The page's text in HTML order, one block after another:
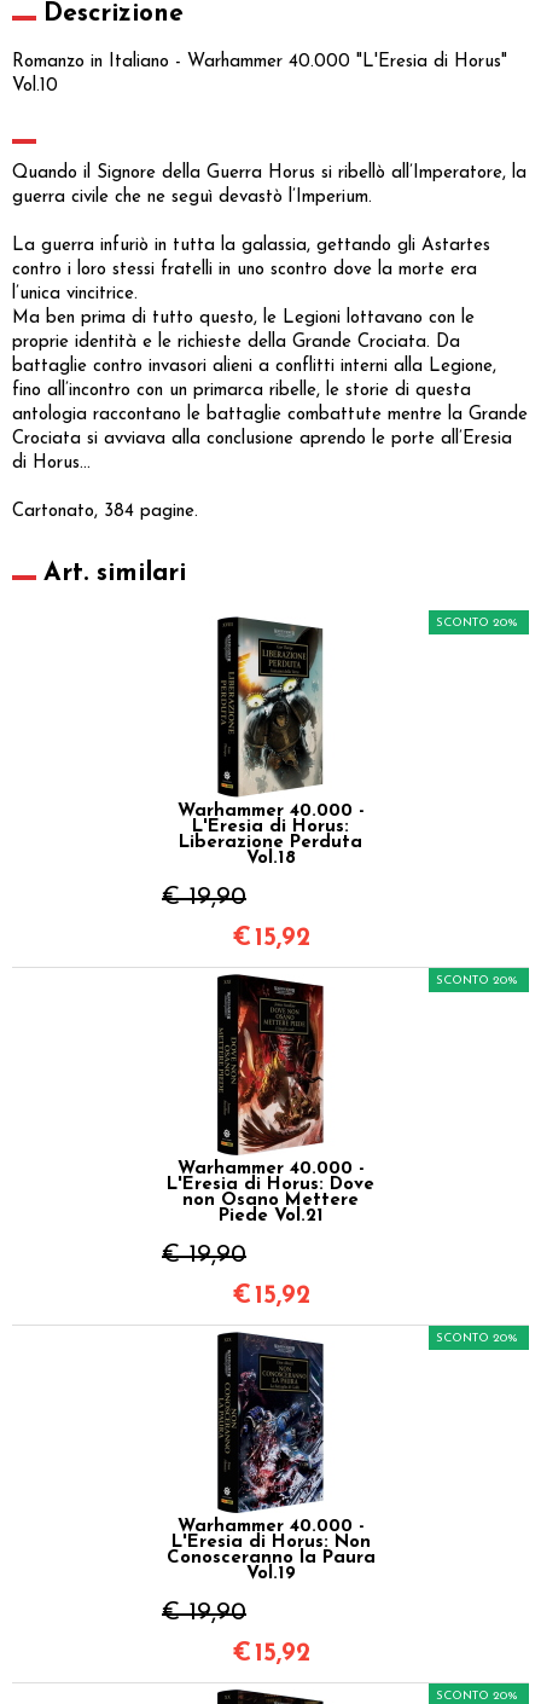
Descrizione
Romanzo in Italiano - Warhammer 40.000 "L'Eresia di Horus"
Vol.10
Quando il Signore della Guerra Horus si ribellò all’Imperatore, la
guerra civile che ne seguì devastò l’Imperium.
La guerra infuriò in tutta la galassia, gettando gli Astartes
contro i loro stessi fratelli in uno scontro dove la morte era
l’unica vincitrice.
Ma ben prima di tutto questo, le Legioni lottavano con le
proprie identità e le richieste della Grande Crociata. Da
battaglie contro invasori alieni a conflitti interni alla Legione,
fino all’incontro con un primarca ribelle, le storie di questa
antologia raccontano le battaglie combattute mentre la Grande
Crociata si avviava alla conclusione aprendo le porte all’Eresia
di Horus...
Cartonato, 384 pagine.
Art. similari
Warhammer 40.000 -
L'Eresia di Horus:
Liberazione Perduta
Vol.18
€ 19,90
SCONTO 20%
€ 15,92
Warhammer 40.000 -
L'Eresia di Horus: Dove
non Osano Mettere
Piede Vol.21
€ 19,90
SCONTO 20%
€ 15,92
Warhammer 40.000 -
L'Eresia di Horus: Non
Conosceranno la Paura
Vol.19
€ 19,90
SCONTO 20%
€ 15,92
SCONTO 20%